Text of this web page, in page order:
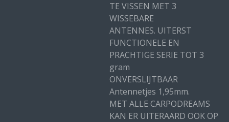
TE VISSEN MET 3
WISSEBARE
ANTENNES. UITERST
FUNCTIONELE EN
PRACHTIGE SERIE TOT 3
gram
ONVERSLIJTBAAR
Antennetjes 1,95mm.
MET ALLE CARPODREAMS
KAN ER UITERAARD OOK OP